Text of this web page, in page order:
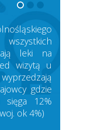
leki na
wizytą u
gdzie
12%
ok 4%)